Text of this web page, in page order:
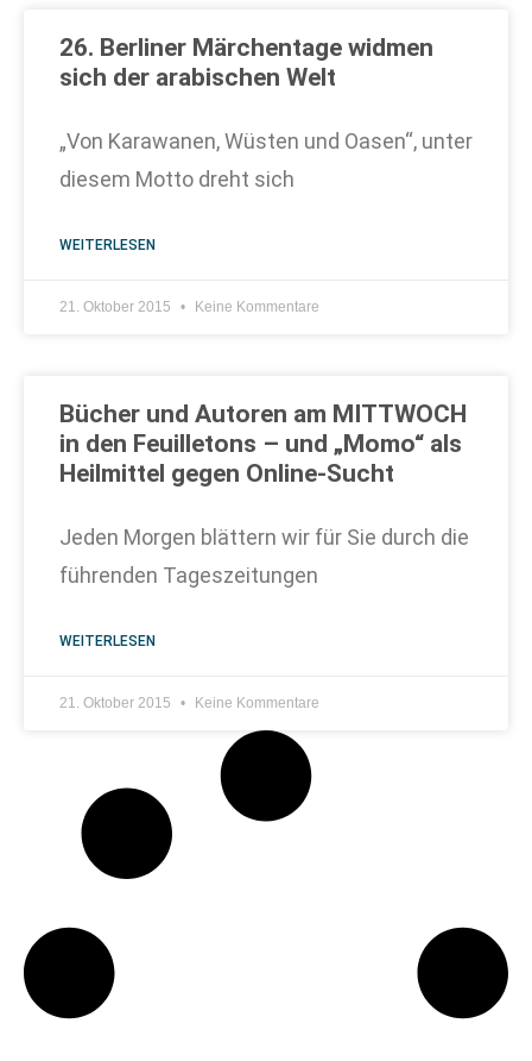
26. Berliner Märchentage widmen
sich der arabischen Welt
„Von Karawanen, Wüsten und Oasen“, unter
diesem Motto dreht sich
WEITERLESEN
21. Oktober 2015 Keine Kommentare
Bücher und Autoren am MITTWOCH
in den Feuilletons – und „Momo“ als
Heilmittel gegen Online-Sucht
Jeden Morgen blättern wir für Sie durch die
führenden Tageszeitungen
WEITERLESEN
21. Oktober 2015 Keine Kommentare